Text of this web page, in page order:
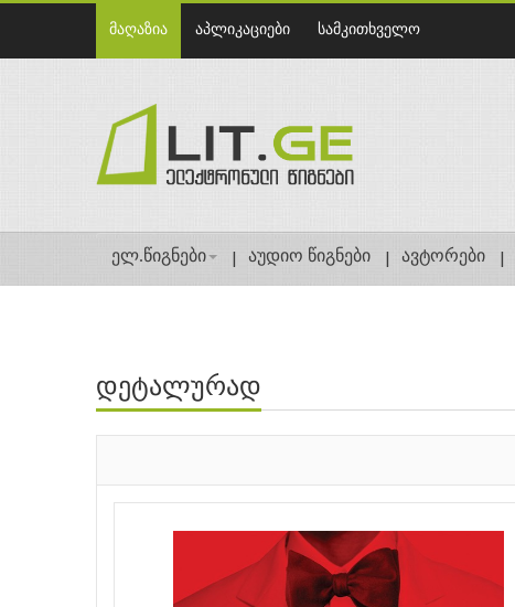
მაღაზია აპლიკაციები სამკითხველო
ელ.წიგნები აუდიო წიგნები ავტორები
დეტალურად